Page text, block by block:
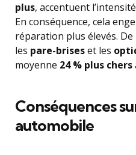
plus, accentuent
En conséquence, cela
réparation plus élevés.
les pare-briseset les
moyenne 24 % plus chers
Conséquences
automobile